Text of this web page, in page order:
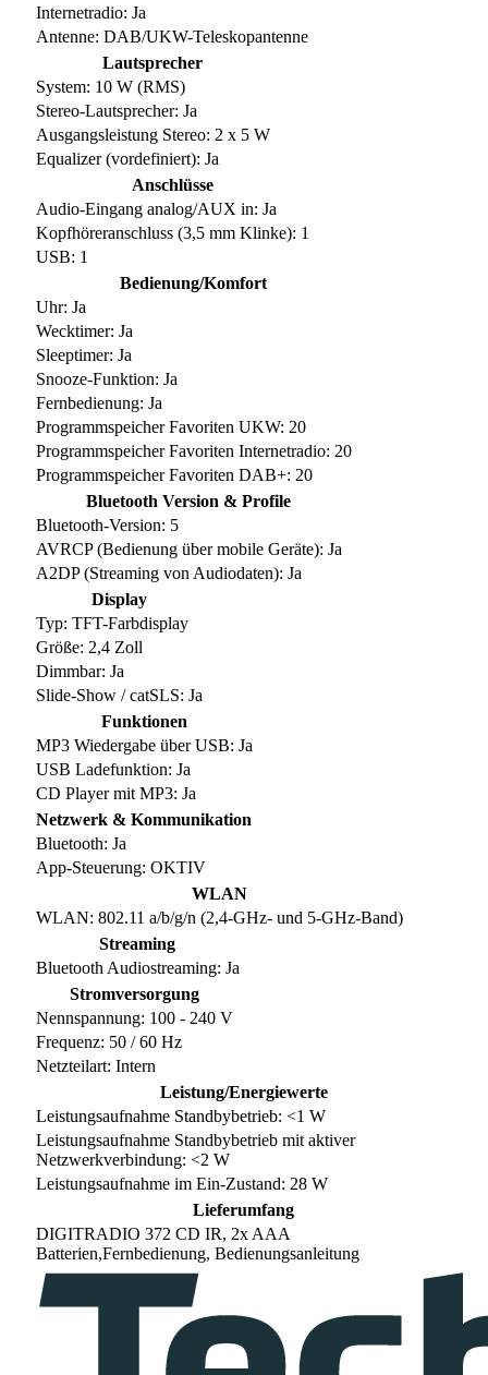
Internetradio: Ja
Antenne: DAB/UKW-Teleskopantenne
Lautsprecher
System: 10 W (RMS)
Stereo-Lautsprecher: Ja
Ausgangsleistung Stereo: 2 x 5 W
Equalizer (vordefiniert): Ja
Anschlüsse
Audio-Eingang analog/AUX in: Ja
Kopfhöreranschluss (3,5 mm Klinke): 1
USB: 1
Bedienung/Komfort
Uhr: Ja
Wecktimer: Ja
Sleeptimer: Ja
Snooze-Funktion: Ja
Fernbedienung: Ja
Programmspeicher Favoriten UKW: 20
Programmspeicher Favoriten Internetradio: 20
Programmspeicher Favoriten DAB+: 20
Bluetooth Version & Profile
Bluetooth-Version: 5
AVRCP (Bedienung über mobile Geräte): Ja
A2DP (Streaming von Audiodaten): Ja
Display
Typ: TFT-Farbdisplay
Größe: 2,4 Zoll
Dimmbar: Ja
Slide-Show / catSLS: Ja
Funktionen
MP3 Wiedergabe über USB: Ja
USB Ladefunktion: Ja
CD Player mit MP3: Ja
Netzwerk & Kommunikation
Bluetooth: Ja
App-Steuerung: OKTIV
WLAN
WLAN: 802.11 a/b/g/n (2,4-GHz- und 5-GHz-Band)
Streaming
Bluetooth Audiostreaming: Ja
Stromversorgung
Nennspannung: 100 - 240 V
Frequenz: 50 / 60 Hz
Netzteilart: Intern
Leistung/Energiewerte
Leistungsaufnahme Standbybetrieb: <1 W
Leistungsaufnahme Standbybetrieb mit aktiver
Netzwerkverbindung: <2 W
Leistungsaufnahme im Ein-Zustand: 28 W
Lieferumfang
DIGITRADIO 372 CD IR, 2x AAA
Batterien,Fernbedienung, Bedienungsanleitung